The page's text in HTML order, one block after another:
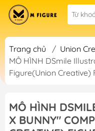
Trang chủ / Union
MÔ HÌNH DSmile
Figure(Union Creative)
MÔ HÌNH
X BUNNY"